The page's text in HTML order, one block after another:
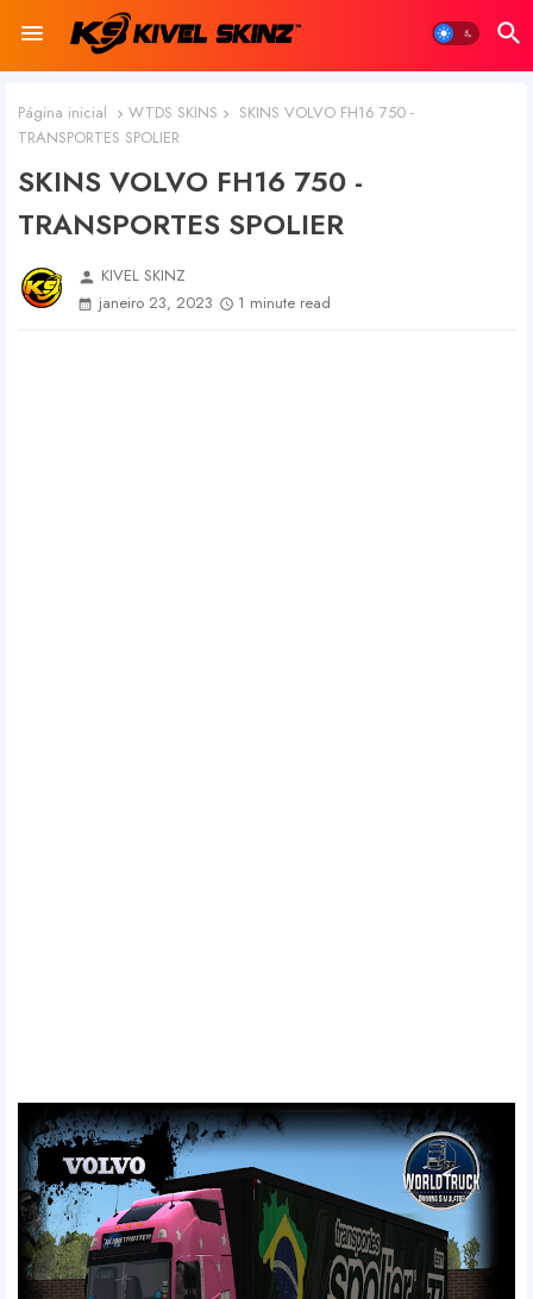
Página inicial WTDS SKINS
SKINS VOLVO FH16 750 -
TRANSPORTES SPOLIER
SKINS VOLVO FH16 750 -
TRANSPORTES SPOLIER
person KIVEL SKINZ
janeiro 23, 2023
1 minute read